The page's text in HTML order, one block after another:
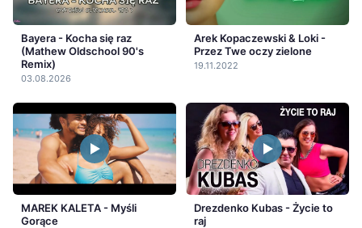
Bayera - Kocha się raz
(Mathew Oldschool 90's
Remix)
03.08.2026
Arek Kopaczewski & Loki -
Przez Twe oczy zielone
19.11.2022
MAREK KALETA - Myśli
Gorące
Drezdenko Kubas - Życie to
raj